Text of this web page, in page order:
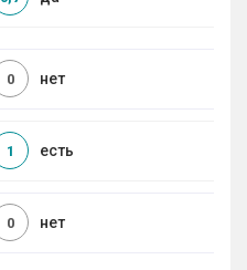
нет
0
есть
1
нет
0